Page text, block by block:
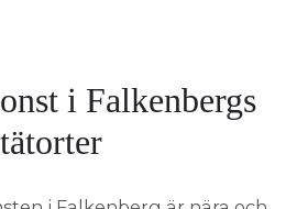
i Falkenbergs
tätorter